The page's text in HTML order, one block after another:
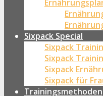
Sixpack Special
Sixpack
Sixpack
Sixpack
Sixpack für
Trainingsmethoden